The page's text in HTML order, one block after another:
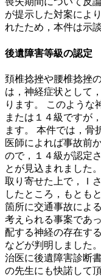
が提示した対案によ
れたため，本件は示
後遺障害等級の認定
頚椎捻挫や腰椎捻挫
は，神経症状として
ります。 このような
または１４級ですが
ます。 本件では，骨
医師によれば事故前
ので，１４級が認定
とが見込まれました
取り寄せた上で，Ｉ
したところ，もとも
箇所に交通事故によ
考えられる事案であ
配する神経の存在す
などが判明しました
治医に後遺障害診断
の先生にも快諾して